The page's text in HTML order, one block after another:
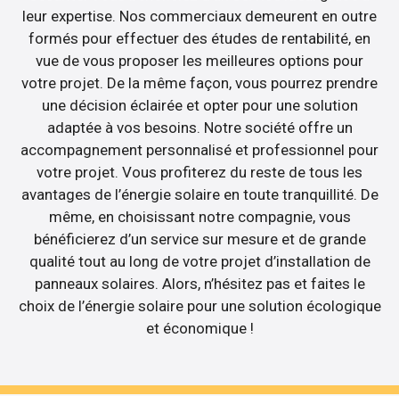
leur expertise. Nos commerciaux demeurent en outre
formés pour effectuer des études de rentabilité, en
vue de vous proposer les meilleures options pour
votre projet. De la même façon, vous pourrez prendre
une décision éclairée et opter pour une solution
adaptée à vos besoins. Notre société offre un
accompagnement personnalisé et professionnel pour
votre projet. Vous profiterez du reste de tous les
avantages de l’énergie solaire en toute tranquillité. De
même, en choisissant notre compagnie, vous
bénéficierez d’un service sur mesure et de grande
qualité tout au long de votre projet d’installation de
panneaux solaires. Alors, n’hésitez pas et faites le
choix de l’énergie solaire pour une solution écologique
et économique !